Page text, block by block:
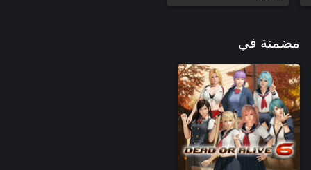
مضمنة في